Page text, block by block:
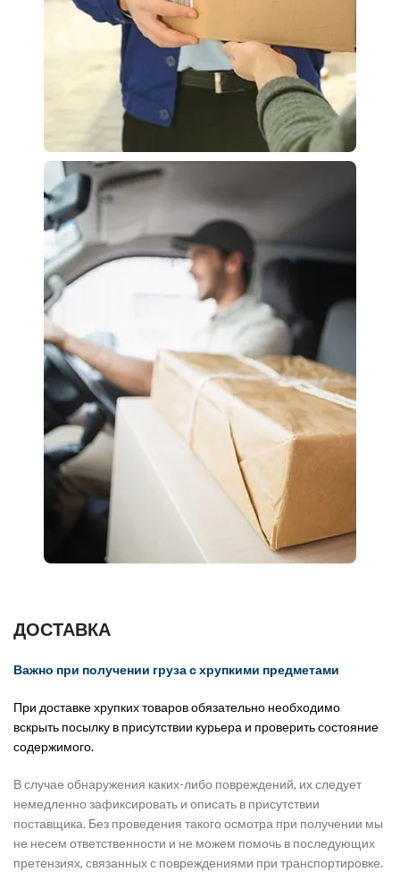
ДОСТАВКА
Важно при получении груза с хрупкими предметами
При доставке хрупких товаров обязательно необходимо
вскрыть посылку в присутствии курьера и проверить состояние
содержимого.
В случае обнаружения каких-либо повреждений, их следует
немедленно зафиксировать и описать в присутствии
поставщика. Без проведения такого осмотра при получении мы
не несем ответственности и не можем помочь в последующих
претензиях, связанных с повреждениями при транспортировке.